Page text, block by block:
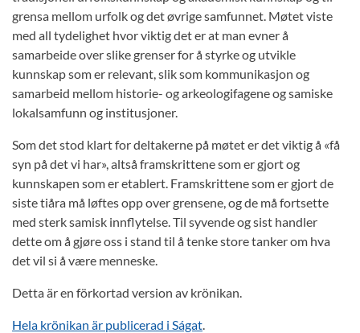
grensa mellom urfolk og det øvrige samfunnet. Møtet viste
med all tydelighet hvor viktig det er at man evner å
samarbeide over slike grenser for å styrke og utvikle
kunnskap som er relevant, slik som kommunikasjon og
samarbeid mellom historie- og arkeologifagene og samiske
lokalsamfunn og institusjoner.
Som det stod klart for deltakerne på møtet er det viktig å «få
syn på det vi har», altså framskrittene som er gjort og
kunnskapen som er etablert. Framskrittene som er gjort de
siste tiåra må løftes opp over grensene, og de må fortsette
med sterk samisk innflytelse. Til syvende og sist handler
dette om å gjøre oss i stand til å tenke store tanker om hva
det vil si å være menneske.
Detta är en förkortad version av krönikan.
Hela krönikan är publicerad i Ságat.